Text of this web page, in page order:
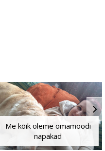
Me kõik oleme omamoodi
napakad